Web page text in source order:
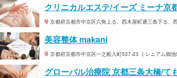
クリニカルエステ/イーズ ミーナ京
京都府京都市中京区六角上る、西木屋町通三条下る
美容整体 makani
京都府京都市中京区一之船入町537-23 ミレニアム御池
グローバル治療院 京都三条大橋/て